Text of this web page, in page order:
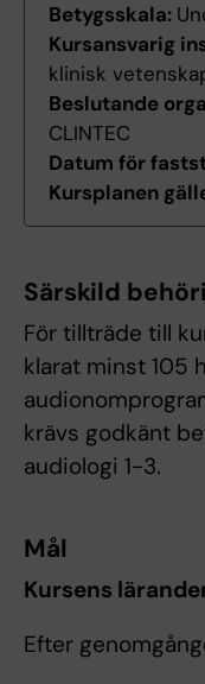
Betygsskala:
Kursansvarig
klinisk
Beslutande
CLINTEC
Datum för
Kursplanen
Särskild
För tillträde till
klarat minst 105
krävs godkänt
audiologi 1-3.
Mål
Kursens
Efter